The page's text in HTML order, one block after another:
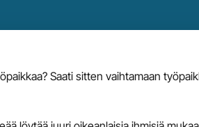
Saati sitten vaihtamaan